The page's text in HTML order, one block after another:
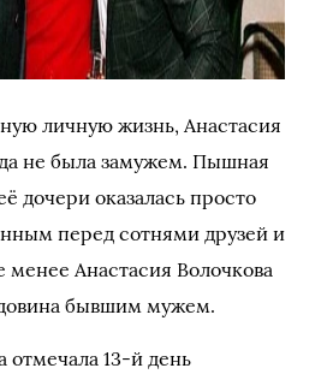
личную жизнь, Анастасия
не была замужем. Пышная
дочери оказалась просто
перед сотнями друзей и
менее Анастасия Волочкова
бывшим мужем.
отмечала 13-й день